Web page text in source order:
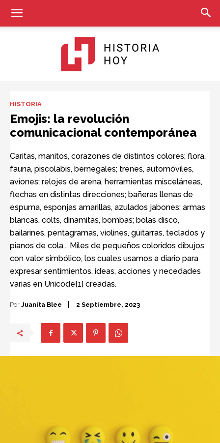
Hoy
HISTORIA
Emojis: la revolución
comunicacional contemporánea
Caritas, manitos, corazones de distintos colores; flora,
fauna, piscolabis, bernegales; trenes, automóviles,
aviones; relojes de arena, herramientas misceláneas,
flechas en distintas direcciones; bañeras llenas de
espuma, esponjas amarillas, azulados jabones; armas
blancas, colts, dinamitas, bombas; bolas disco,
bailarines, pentagramas, violines, guitarras, teclados y
pianos de cola... Miles de pequeños coloridos dibujos
con valor simbólico, los cuales usamos a diario para
expresar sentimientos, ideas, acciones y necedades
varias en Unicode[1] creadas.
Por Juanita Blee 2 Septiembre, 2023